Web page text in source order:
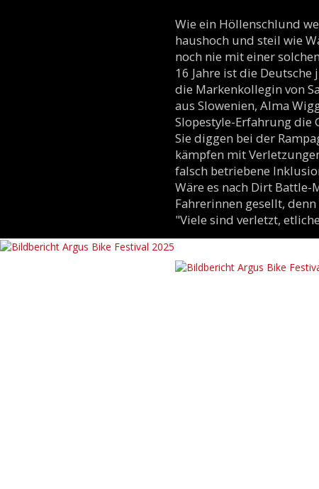
Wie ein Höllenschlund
haushoch und steil wie
noch nie mit einer
16 Jahre ist die
die Markenkollegin von
aus Slowenien, Alma
Slopestyle-Erfahrung die
Sie diggen bei der
kämpfen mit
falsch betriebene
Wäre es nach Dirt
Fahrerinnen gesellt,
"Viele sind verletzt,